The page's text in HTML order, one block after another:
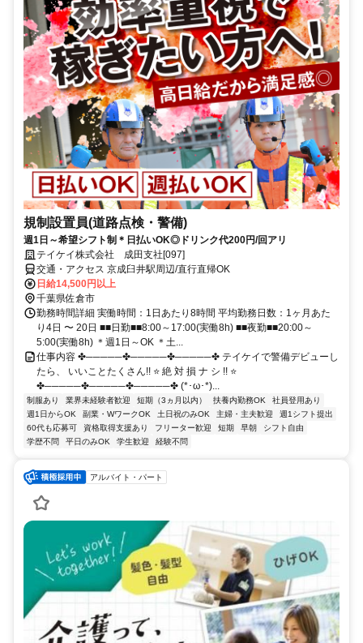
規制設置員(道路点検・警備)
週1日～希望シフト制＊日払いOK◎ドリンク代200円/回アリ
テイケイ株式会社 成田支社[097]
交通・アクセス 京成臼井駅周辺/直行直帰OK
日給14,500円以上
千葉県佐倉市
勤務時間詳細 実働時間：1日あたり8時間 平均勤務日数：1ヶ月あた
り4日 〜 20日 ■■日勤■■8:00～17:00(実働8h) ■■夜勤■■20:00～
5:00(実働8h) ＊週1日～OK ＊土...
仕事内容 ✤─────✤─────✤─────✤ テイケイで警備デビューし
たら、 いいことたくさん!! ⭐ 絶 対 損 ナ シ !! ⭐
✤─────✤─────✤─────✤ (*･ω･*)...
制服あり 業界未経験者歓迎 短期（3ヵ月以内） 扶養内勤務OK
社員登用あり
週1日からOK
副業・WワークOK 土日祝のみOK 主婦・主夫歓迎
週1シフト提出
60代も応募可
資格取得支援あり フリーター歓迎 短期 早朝
シフト自由
学歴不問
平日のみOK 学生歓迎 経験不問
アルバイト・パート